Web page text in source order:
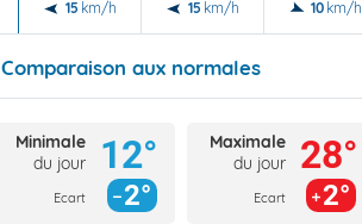
15 km/h 15 km/h 10 km/h
Comparaison aux normales
Minimale
du jour
Ecart
12°
2°
Maximale
du jour
Ecart
28°
2°